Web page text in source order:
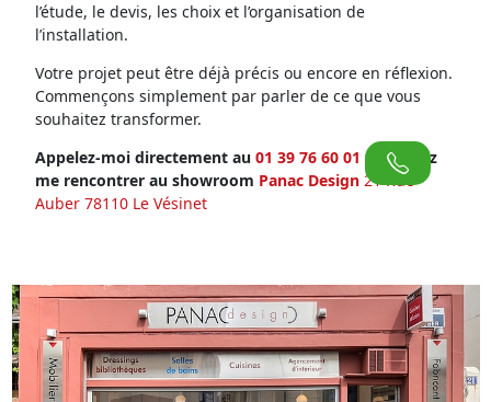
l’étude, le devis, les choix et l’organisation de
l’installation.
Votre projet peut être déjà précis ou encore en réflexion.
Commençons simplement par parler de ce que vous
souhaitez transformer.
Appelez-moi directement au 01 39 76 60 01 ou venez
me rencontrer au showroom Panac Design 21 Rue
Auber 78110 Le Vésinet